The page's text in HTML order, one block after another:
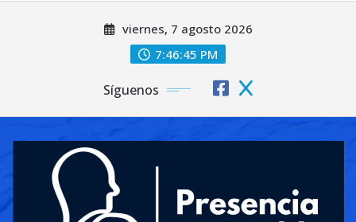
viernes, 7 agosto 2026
7:46:47 PM
Síguenos